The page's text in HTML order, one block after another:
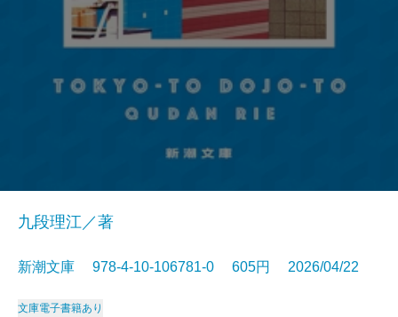
九段理江／著
新潮文庫 978-4-10-106781-0 605円 2026/04/22
文庫電子書籍あり